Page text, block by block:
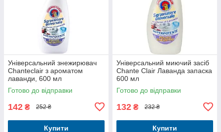
Універсальний знежирювач
Chanteclair з ароматом
лаванди, 600 мл
Готово до відправки
142 ₴ 252 ₴
Купити
Універсальний миючий засіб
Chante Clair Лаванда запаска
600 мл
Готово до відправки
132 ₴ 232 ₴
Купити